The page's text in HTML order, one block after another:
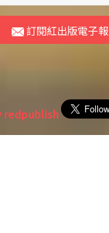
訂閱紅出版電子報
redpublish